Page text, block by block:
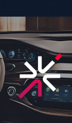
・防御シス